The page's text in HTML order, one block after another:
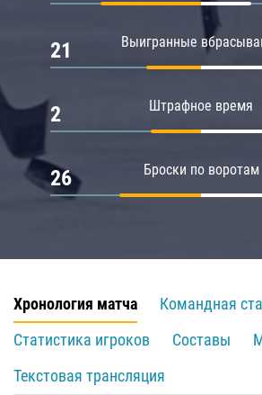
Выигранные
21
Штрафное время
2
Броски по воротам
26
Хронология матча
Командная
Статистика игроков
Составы
Текстовая трансляция